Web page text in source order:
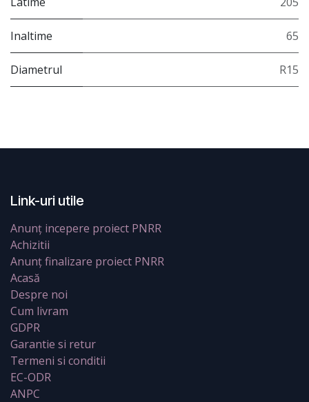
Inaltime 65
Diametrul R15
Link-uri utile
Anunț incepere proiect PNRR
Achizitii
Anunț finalizare proiect PNRR
Acasă
Despre noi
Cum livram
GDPR
Garantie si retur
Termeni si conditii
EC-ODR
ANPC